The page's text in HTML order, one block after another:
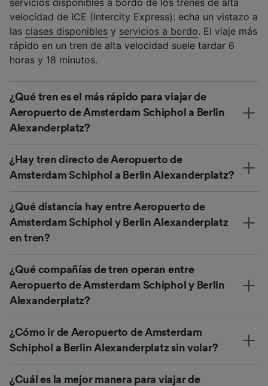
servicios disponibles a bordo de los trenes de alta
velocidad de ICE (Intercity Express): echa un vistazo a
las clases disponibles y servicios a bordo. El viaje más
rápido en un tren de alta velocidad suele tardar 6
horas y 18 minutos.
¿Qué tren es el más rápido para viajar de
Aeropuerto de Amsterdam Schiphol a Berlin
Alexanderplatz?
¿Hay tren directo de Aeropuerto de
Amsterdam Schiphol a Berlin Alexanderplatz?
¿Qué distancia hay entre Aeropuerto de
Amsterdam Schiphol y Berlin Alexanderplatz
en tren?
¿Qué compañías de tren operan entre
Aeropuerto de Amsterdam Schiphol y Berlin
Alexanderplatz?
¿Cómo ir de Aeropuerto de Amsterdam
Schiphol a Berlin Alexanderplatz sin volar?
¿Cuál es la mejor manera para viajar de